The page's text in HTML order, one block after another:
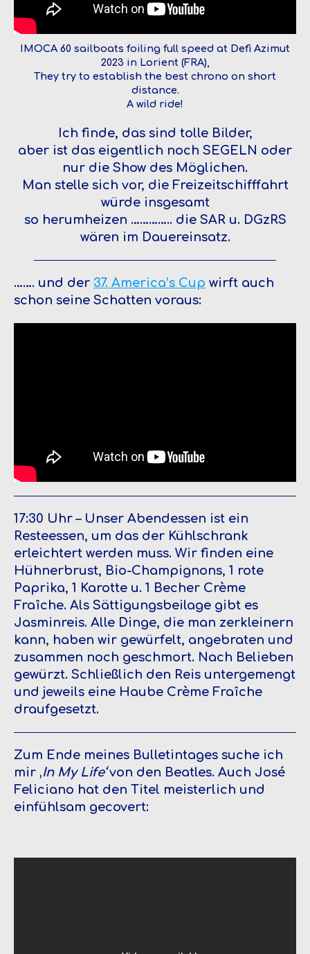
IMOCA 60 sailboats foiling full speed at Defi Azimut
2023 in Lorient (FRA),
They try to establish the best chrono on short
distance.
A wild ride!
Ich finde, das sind tolle Bilder,
aber ist das eigentlich noch SEGELN oder
nur die Show des Möglichen.
Man stelle sich vor, die Freizeitschifffahrt
würde insgesamt
so herumheizen ………….. die SAR u. DGzRS
wären im Dauereinsatz.
……. und der 37. America’s Cup wirft auch
schon seine Schatten voraus:
17:30 Uhr – Unser Abendessen ist ein
Resteessen, um das der Kühlschrank
erleichtert werden muss. Wir finden eine
Hühnerbrust, Bio-Champignons, 1 rote
Paprika, 1 Karotte u. 1 Becher Crème
Fraîche. Als Sättigungsbeilage gibt es
Jasminreis. Alle Dinge, die man zerkleinern
kann, haben wir gewürfelt, angebraten und
zusammen noch geschmort. Nach Belieben
gewürzt. Schließlich den Reis untergemengt
und jeweils eine Haube Crème Fraîche
draufgesetzt.
Zum Ende meines Bulletintages suche ich
mir ‚In My Life‘von den Beatles. Auch José
Feliciano hat den Titel meisterlich und
einfühlsam gecovert: